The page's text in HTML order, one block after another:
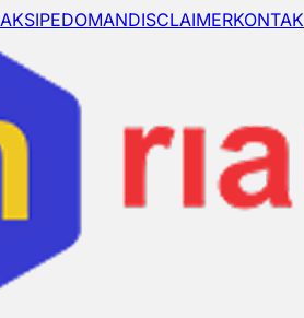
PEDOMANDISCLAIMERKONTAK